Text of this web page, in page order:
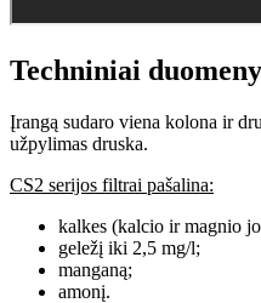
Techniniai
Įrangą sudaro viena kolona ir
užpylimas druska.
CS2 serijos filtrai pašalina:
kalkes (kalcio ir magnio
geležį iki 2,5 mg/l;
manganą;
amonį.